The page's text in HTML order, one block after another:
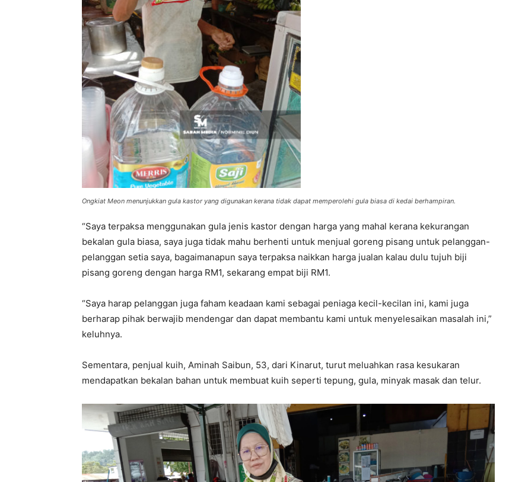
Ongkiat Meon menunjukkan gula kastor yang digunakan kerana tidak dapat memperolehi gula biasa di kedai berhampiran.
“Saya terpaksa menggunakan gula jenis kastor dengan harga yang mahal kerana kekurangan
bekalan gula biasa, saya juga tidak mahu berhenti untuk menjual goreng pisang untuk pelanggan-
pelanggan setia saya, bagaimanapun saya terpaksa naikkan harga jualan kalau dulu tujuh biji
pisang goreng dengan harga RM1, sekarang empat biji RM1.
“Saya harap pelanggan juga faham keadaan kami sebagai peniaga kecil-kecilan ini, kami juga
berharap pihak berwajib mendengar dan dapat membantu kami untuk menyelesaikan masalah ini,”
keluhnya.
Sementara, penjual kuih, Aminah Saibun, 53, dari Kinarut, turut meluahkan rasa kesukaran
mendapatkan bekalan bahan untuk membuat kuih seperti tepung, gula, minyak masak dan telur.